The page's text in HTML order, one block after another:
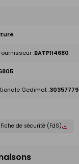
:BATP114680
Gedimat :30357779
Fiche de sécurité (FdS)